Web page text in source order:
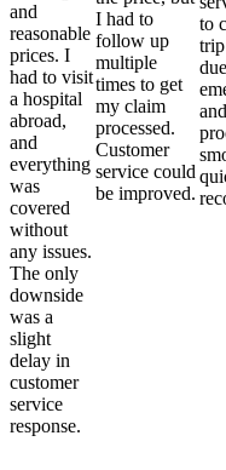
and
reasonable
prices. I
had to visit
a hospital
abroad,
and
everything
was
covered
without
any issues.
The only
downside
was a
slight
delay in
customer
service
response.
I had to
follow up
multiple
times to get
my claim
processed.
Customer
service could
be improved.
to